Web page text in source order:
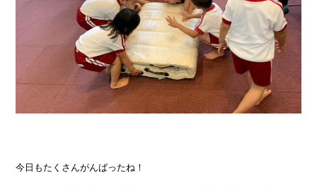
今日もたくさんがんばったね！